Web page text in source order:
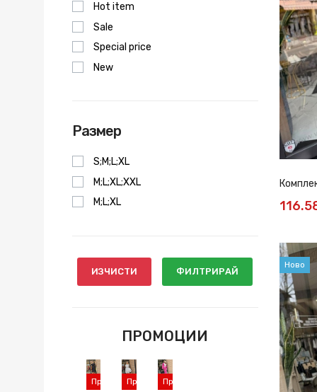
Ново
Hot item
Sale
Special price
New
Размер
S;M;L;XL
M;L;XL;XXL
M;L;XL
ИЗЧИСТИ ФИЛТРИРАЙ
ПРОМОЦИИ
ПромоцияПромоцияПромоция